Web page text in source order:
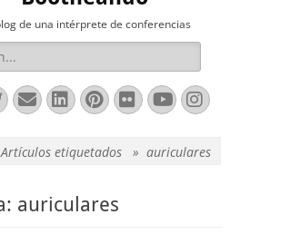
de una intérprete de conferencias
Correo
electrónico
LinkedIn
Pinterest
FlickrYouTube
Artículos etiquetados » auriculares
auriculares